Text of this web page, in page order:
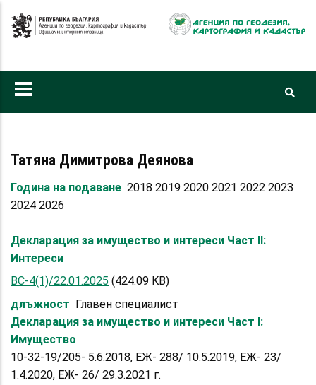
към
Татяна Димитрова Деянова
Година на подаване 2018 2019 2020 2021 2022 2023
2024 2026
Декларация за имущество и интереси Част II:
Интереси
ВС-4(1)/22.01.2025 (424.09 KB)
длъжност
Главен специалист
Декларация за имущество и интереси Част I:
Имущество
10-32-19/205- 5.6.2018, ЕЖ- 288/ 10.5.2019, ЕЖ- 23/
1.4.2020, ЕЖ- 26/ 29.3.2021 г.